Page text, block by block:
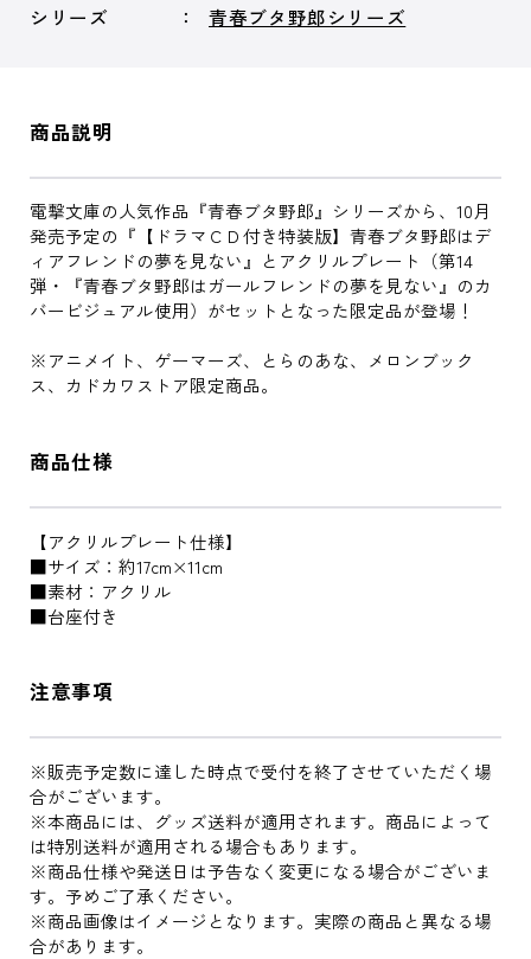
シリーズ
青春ブタ野郎シリーズ
商品説明
電撃文庫の人気作品『青春ブタ野郎』シリーズから、10月
発売予定の『【ドラマＣＤ付き特装版】青春ブタ野郎はデ
ィアフレンドの夢を見ない』とアクリルプレート（第14
弾・『青春ブタ野郎はガールフレンドの夢を見ない』のカ
バービジュアル使用）がセットとなった限定品が登場！
※アニメイト、ゲーマーズ、とらのあな、メロンブック
ス、カドカワストア限定商品。
商品仕様
【アクリルプレート仕様】
■サイズ：約17cm×11cm
■素材：アクリル
■台座付き
注意事項
※販売予定数に達した時点で受付を終了させていただく場
合がございます。
※本商品には、グッズ送料が適用されます。商品によって
は特別送料が適用される場合もあります。
※商品仕様や発送日は予告なく変更になる場合がございま
す。予めご了承ください。
※商品画像はイメージとなります。実際の商品と異なる場
合があります。